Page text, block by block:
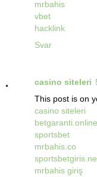
mrbahis
vbet
hacklink
Svar
casino siteleri
This post is on
casino siteleri
betgaranti.online
sportsbet
mrbahis.co
mrbahis giriş